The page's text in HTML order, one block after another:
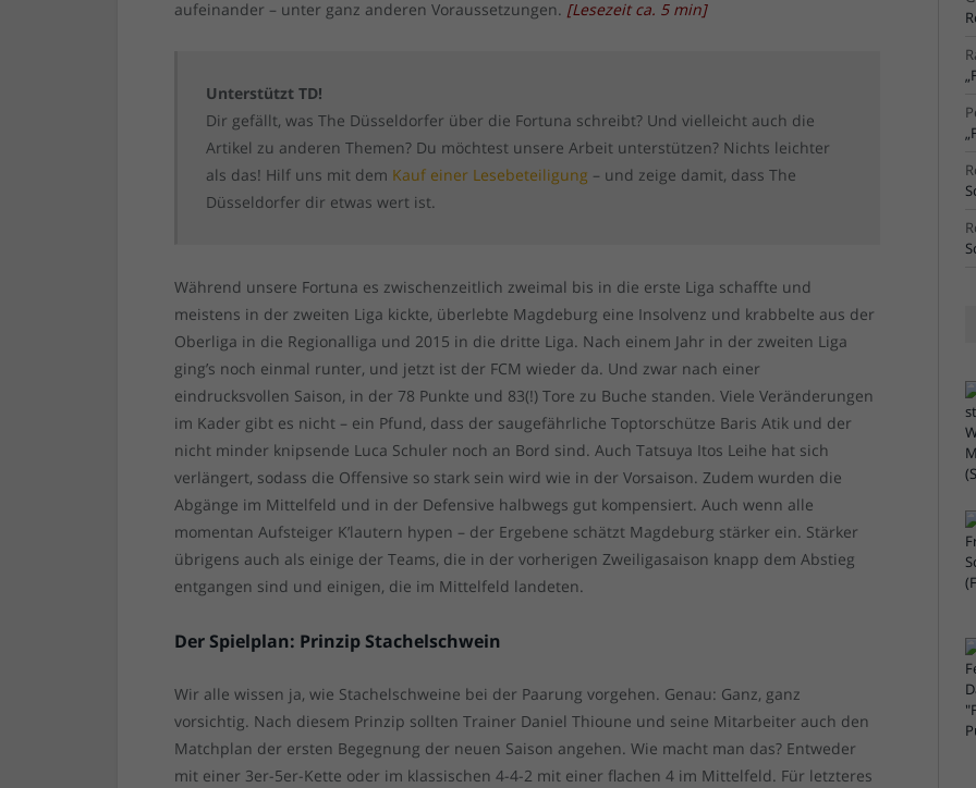
aufeinander – unter ganz anderen Voraussetzungen. [Lesezeit ca. 5 min]
Unterstützt TD!
Dir gefällt, was The Düsseldorfer über die Fortuna schreibt? Und vielleicht auch die
Artikel zu anderen Themen? Du möchtest unsere Arbeit unterstützen? Nichts leichter
als das! Hilf uns mit dem Kauf einer Lesebeteiligung – und zeige damit, dass The
Düsseldorfer dir etwas wert ist.
Während unsere Fortuna es zwischenzeitlich zweimal bis in die erste Liga schaffte und
meistens in der zweiten Liga kickte, überlebte Magdeburg eine Insolvenz und krabbelte aus der
Oberliga in die Regionalliga und 2015 in die dritte Liga. Nach einem Jahr in der zweiten Liga
ging’s noch einmal runter, und jetzt ist der FCM wieder da. Und zwar nach einer
eindrucksvollen Saison, in der 78 Punkte und 83(!) Tore zu Buche standen. Viele Veränderungen
im Kader gibt es nicht – ein Pfund, dass der saugefährliche Toptorschütze Baris Atik und der
nicht minder knipsende Luca Schuler noch an Bord sind. Auch Tatsuya Itos Leihe hat sich
verlängert, sodass die Offensive so stark sein wird wie in der Vorsaison. Zudem wurden die
Abgänge im Mittelfeld und in der Defensive halbwegs gut kompensiert. Auch wenn alle
momentan Aufsteiger K’lautern hypen – der Ergebene schätzt Magdeburg stärker ein. Stärker
übrigens auch als einige der Teams, die in der vorherigen Zweiligasaison knapp dem Abstieg
entgangen sind und einigen, die im Mittelfeld landeten.
Der Spielplan: Prinzip Stachelschwein
Wir alle wissen ja, wie Stachelschweine bei der Paarung vorgehen. Genau: Ganz, ganz
vorsichtig. Nach diesem Prinzip sollten Trainer Daniel Thioune und seine Mitarbeiter auch den
Matchplan der ersten Begegnung der neuen Saison angehen. Wie macht man das? Entweder
mit einer 3er-5er-Kette oder im klassischen 4-4-2 mit einer flachen 4 im Mittelfeld. Für letzteres